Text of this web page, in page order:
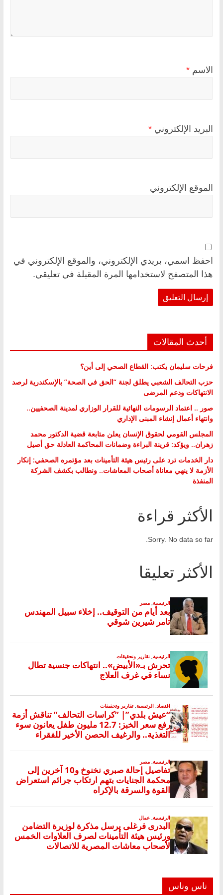
الاسم *
البريد الإلكتروني *
الموقع الإلكتروني
احفظ اسمي، بريدي الإلكتروني، والموقع الإلكتروني في
هذا المتصفح لاستخدامها المرة المقبلة في تعليقي.
أحدث المقالات
فرحات سليمان يكتب: القطاع الصحي إلى أين؟
حزب التحالف الشعبي يطلق لجنة “الحق في الصحة” بالإسكندرية لرصد
الانتهاكات ودعم المرضى
صور .. اعتماد الرسومات النهائية للقرار الوزاري لمدينة الصحفيين..
وانتهاء أعمال إنشاء المبنى الإداري
المجلس القومي لحقوق الإنسان يعلن متابعة قضية الدكتور محمد
زهران.. ويؤكد: قرينة البراءة وضمانات المحاكمة العادلة حق أصيل
دار الخدمات ترد على رئيس هيئة التأمينات بعد مؤتمره الصحفي: إنكار
الأزمة لا ينهي معاناة أصحاب المعاشات.. ونطالب بكشف الشركة
المنفذة
الأكثر قراءة
Sorry. No data so far.
الأكثر تعليقا
ناس وناس